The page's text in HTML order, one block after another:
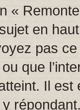
«
en
pas
que
Il